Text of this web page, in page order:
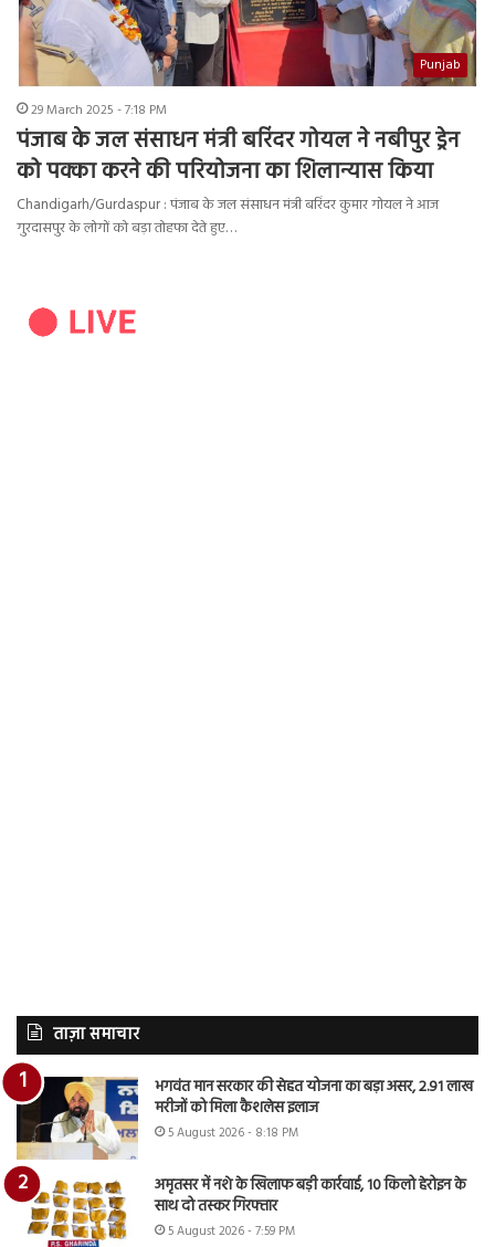
Punjab
29 March 2025 - 7:18 PM
पंजाब के जल संसाधन मंत्री बरिंदर गोयल ने नबीपुर ड्रेन
को पक्का करने की परियोजना का शिलान्यास किया
Chandigarh/Gurdaspur : पंजाब के जल संसाधन मंत्री बरिंदर कुमार गोयल ने आज
गुरदासपुर के लोगों को बड़ा तोहफा देते हुए…
ताज़ा समाचार
भगवंत मान सरकार की सेहत योजना का बड़ा असर, 2.91 लाख
मरीजों को मिला कैशलेस इलाज
5 August 2026 - 8:18 PM
अमृतसर में नशे के खिलाफ बड़ी कार्रवाई, 10 किलो हेरोइन के
साथ दो तस्कर गिरफ्तार
5 August 2026 - 7:59 PM